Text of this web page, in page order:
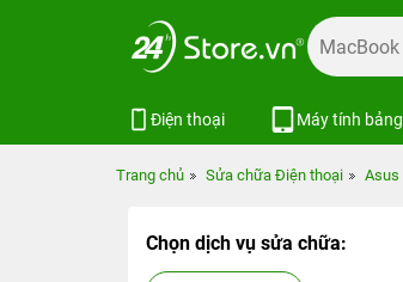
Điện thoại Máy tính bảng
Trang chủ Sửa chữa Điện thoại Asus
Chọn dịch vụ sửa chữa: